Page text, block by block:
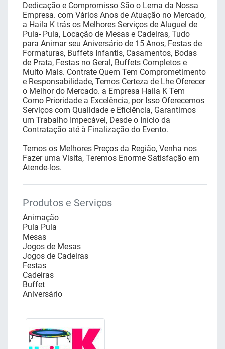
Dedicação e Compromisso São o Lema da Nossa
Empresa. com Vários Anos de Atuação no Mercado,
a Haila K trás os Melhores Serviços de Aluguel de
Pula- Pula, Locação de Mesas e Cadeiras, Tudo
para Animar seu Aniversário de 15 Anos, Festas de
Formaturas, Buffets Infantis, Casamentos, Bodas
de Prata, Festas no Geral, Buffets Completos e
Muito Mais. Contrate Quem Tem Comprometimento
e Responsabilidade, Temos Certeza de Lhe Oferecer
o Melhor do Mercado. a Empresa Haila K Tem
Como Prioridade a Excelência, por Isso Oferecemos
Serviços com Qualidade e Eficiência, Garantimos
um Trabalho Impecável, Desde o Início da
Contratação até à Finalização do Evento.
Temos os Melhores Preços da Região, Venha nos
Fazer uma Visita, Teremos Enorme Satisfação em
Atende-los.
Produtos e Serviços
Animação
Pula Pula
Mesas
Jogos de Mesas
Jogos de Cadeiras
Festas
Cadeiras
Buffet
Aniversário